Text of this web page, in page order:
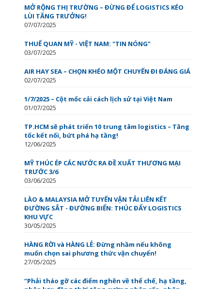
MỞ RỘNG THỊ TRƯỜNG – ĐỪNG ĐỂ LOGISTICS KÉO
LÙI TĂNG TRƯỞNG!
07/07/2025
THUẾ QUAN MỸ - VIỆT NAM: "TIN NÓNG"
03/07/2025
AIR HAY SEA – CHỌN KHÉO MỘT CHUYẾN ĐI ĐÁNG GIÁ
02/07/2025
1/7/2025 – Cột mốc cải cách lịch sử tại Việt Nam
01/07/2025
TP.HCM sẽ phát triển 10 trung tâm logistics – Tăng
tốc kết nối, bứt phá hạ tầng!
12/06/2025
MỸ THÚC ÉP CÁC NƯỚC RA ĐỀ XUẤT THƯƠNG MẠI
TRƯỚC 3/6
03/06/2025
LÀO & MALAYSIA MỞ TUYẾN VẬN TẢI LIÊN KẾT
ĐƯỜNG SẮT - ĐƯỜNG BIỂN: THÚC ĐẨY LOGISTICS
KHU VỰC
30/05/2025
HÀNG RỜI và HÀNG LẺ: Đừng nhầm nếu không
muốn chọn sai phương thức vận chuyển!
27/05/2025
“Phải tháo gỡ các điểm nghẽn về thể chế, hạ tầng,